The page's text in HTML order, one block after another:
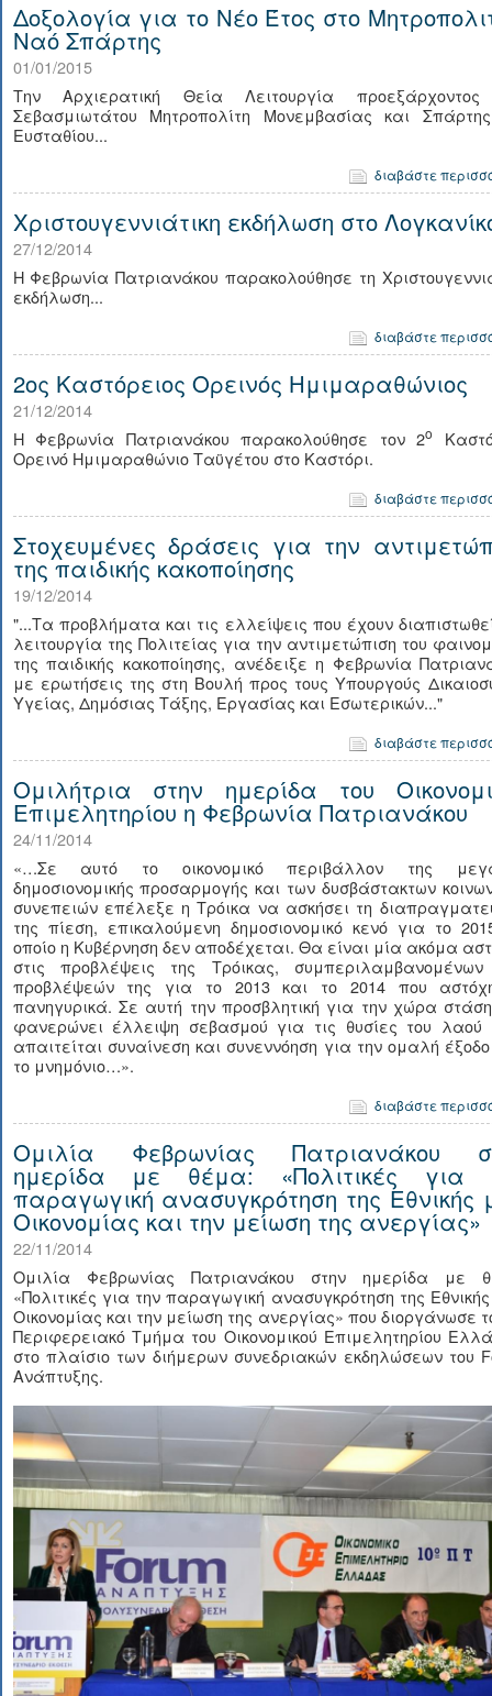
Δοξολογία για το Νέο Έτος στο
Ναό Σπάρτης
01/01/2015
Την Αρχιερατική Θεία Λειτουργία
Σεβασμιωτάτου Μητροπολίτη Μονεμβασίας και
Ευσταθίου...
διαβάστε
Χριστουγεννιάτικη εκδήλωση στο
27/12/2014
Η Φεβρωνία Πατριανάκου παρακολούθησε τη
εκδήλωση...
διαβάστε
2ος Καστόρειος Ορεινός Ημιμαραθώνιος
21/12/2014
Η Φεβρωνία Πατριανάκου παρακολούθησε τον 2ο
Ορεινό Ημιμαραθώνιο Ταϋγέτου στο Καστόρι.
διαβάστε
Στοχευμένες δράσεις για την
της παιδικής κακοποίησης
19/12/2014
"...Τα προβλήματα και τις ελλείψεις που έχουν
λειτουργία της Πολιτείας για την αντιμετώπιση του
της παιδικής κακοποίησης, ανέδειξε η Φεβρωνία
με ερωτήσεις της στη Βουλή προς τους Υπουργούς
Υγείας, Δημόσιας Τάξης, Εργασίας και Εσωτερικών..."
διαβάστε
Ομιλήτρια στην ημερίδα του
Επιμελητηρίου η Φεβρωνία Πατριανάκου
24/11/2014
«…Σε αυτό το οικονομικό περιβάλλον της
δημοσιονομικής προσαρμογής και των δυσβάστακτων
συνεπειών επέλεξε η Τρόικα να ασκήσει τη
της πίεση, επικαλούμενη δημοσιονομικό κενό για το
οποίο η Κυβέρνηση δεν αποδέχεται. Θα είναι μία ακόμα
στις προβλέψεις της Τρόικας,
προβλέψεών της για το 2013 και το 2014 που
πανηγυρικά. Σε αυτή την προσβλητική για την χώρα
φανερώνει έλλειψη σεβασμού για τις θυσίες του λαού
απαιτείται συναίνεση και συνεννόηση για την ομαλή
το μνημόνιο…».
διαβάστε
Ομιλία Φεβρωνίας Πατριανάκου
ημερίδα με θέμα: «Πολιτικές για
παραγωγική ανασυγκρότηση της Εθνικής
Οικονομίας και την μείωση της ανεργίας»
22/11/2014
Ομιλία Φεβρωνίας Πατριανάκου στην ημερίδα με
«Πολιτικές για την παραγωγική ανασυγκρότηση της
Οικονομίας και την μείωση της ανεργίας» που διοργάνωσε
Περιφερειακό Τμήμα του Οικονομικού Επιμελητηρίου
στο πλαίσιο των διήμερων συνεδριακών εκδηλώσεων του
Ανάπτυξης.